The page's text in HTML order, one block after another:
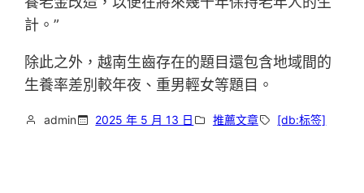
計。”
除此之外，越南生齒存在的題目還包含地域間的
生養率差別較年夜、重男輕女等題目。
admin 2025 年 5 月 13 日 推薦文章 [db:标签]